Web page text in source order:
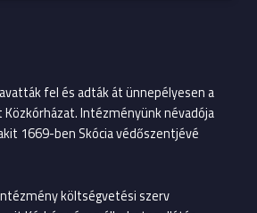
fel és adták át ünnepélyesen a
Intézményünk névadója
1669-ben Skócia védőszentjévé
költségvetési szerv